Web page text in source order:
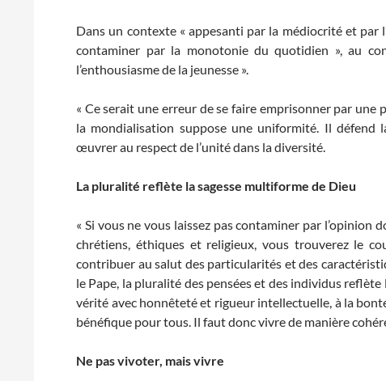
Dans un contexte « appesanti par la médiocrité et par
contaminer par la monotonie du quotidien », au
l’enthousiasme de la jeunesse ».
« Ce serait une erreur de se faire emprisonner par une
la mondialisation suppose une uniformité. Il défend
œuvrer au respect de l’unité dans la diversité.
La pluralité reflète la sagesse multiforme de Dieu
« Si vous ne vous laissez pas contaminer par l’opinion
chrétiens, éthiques et religieux, vous trouverez le
contribuer au salut des particularités et des
le Pape, la pluralité des pensées et des individus
vérité avec honnêteté et rigueur intellectuelle, à la
bénéfique pour tous. Il faut donc vivre de manière
Ne pas vivoter, mais vivre